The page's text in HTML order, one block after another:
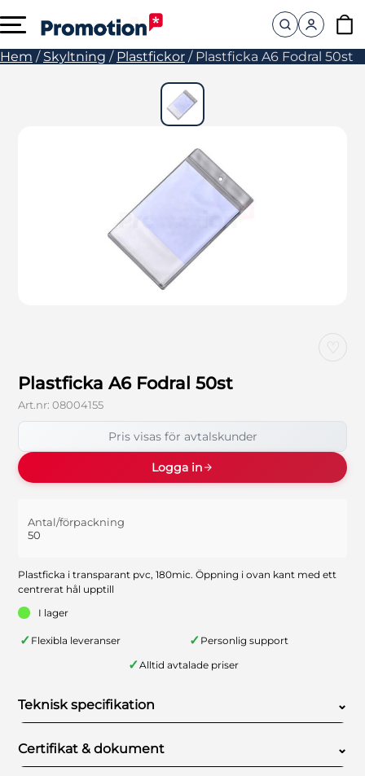
Hem / Skyltning / Plastfickor / Plastficka A6 Fodral 50st
Plastficka A6 Fodral 50st
Art.nr: 08004155
Pris visas för avtalskunder
Logga in
Antal/förpackning
50
Plastficka i transparant pvc, 180mic. Öppning i ovan kant med ett
centrerat hål upptill
I lager
✓ Flexibla leveranser ✓ Personlig support
✓Alltid avtalade priser
Teknisk specifikation ⌄
Certifikat & dokument ⌄